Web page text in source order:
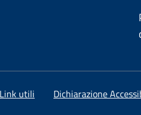
Link utili Dichiarazione